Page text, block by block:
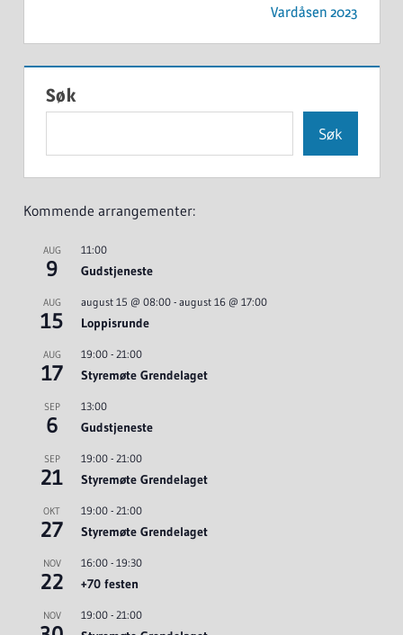
Vardåsen 2023
Søk
Søk
Kommende arrangementer:
AUG
9
11:00
Gudstjeneste
AUG
15
august 15 @ 08:00- august 16 @ 17:00
Loppisrunde
AUG
17
19:00- 21:00
Styremøte Grendelaget
SEP
6
13:00
Gudstjeneste
SEP
21
19:00- 21:00
Styremøte Grendelaget
OKT
27
19:00- 21:00
Styremøte Grendelaget
NOV
22
16:00- 19:30
+70 festen
NOV 19:00- 21:00